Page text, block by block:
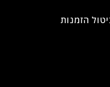
הזמנות